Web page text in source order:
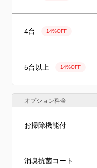
4台 14%OFF
5台以上 14%OFF
オプション料金
お掃除機能付
消臭抗菌コート